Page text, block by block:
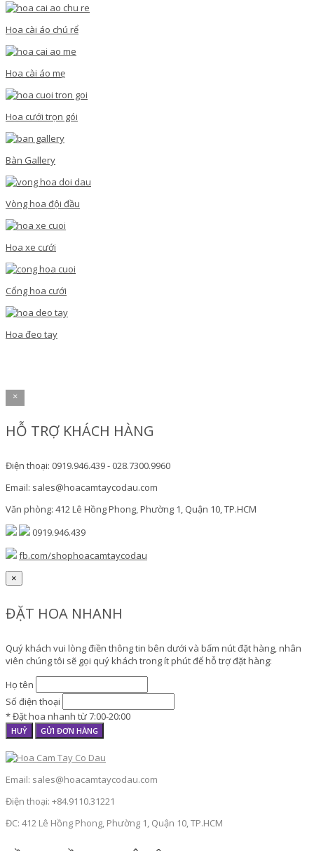
Hoa cài áo chú rể
Hoa cài áo mẹ
Hoa cưới trọn gói
Bàn Gallery
Vòng hoa đội đầu
Hoa xe cưới
Cổng hoa cưới
Hoa đeo tay
×
HỖ TRỢ KHÁCH HÀNG
Điện thoại: 0919.946.439 - 028.7300.9960
Email: sales@hoacamtaycodau.com
Văn phòng: 412 Lê Hồng Phong, Phường 1, Quận 10, TP.HCM
0919.946.439
fb.com/shophoacamtaycodau
×
ĐẶT HOA NHANH
Quý khách vui lòng điền thông tin bên dưới và bấm nút đặt hàng, nhân
viên chúng tôi sẽ gọi quý khách trong ít phút để hỗ trợ đặt hàng:
Họ tên
Số điện thoại
* Đặt hoa nhanh từ 7:00-20:00
HUỶ GỬI ĐƠN HÀNG
Email: sales@hoacamtaycodau.com
Điện thoại: +84.9110.31221
ĐC: 412 Lê Hồng Phong, Phường 1, Quận 10, TP.HCM